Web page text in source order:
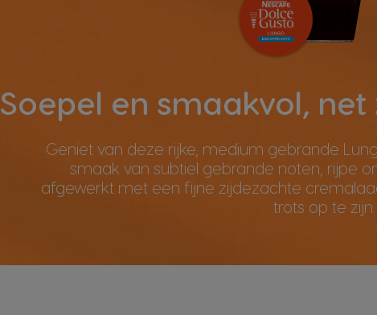
Soepel en smaakvol,
Geniet van deze rijke, medium gebrande
smaak van subtiel gebrande noten, rijpe
afgewerkt met een fijne zijdezachte
trots op te zijn.